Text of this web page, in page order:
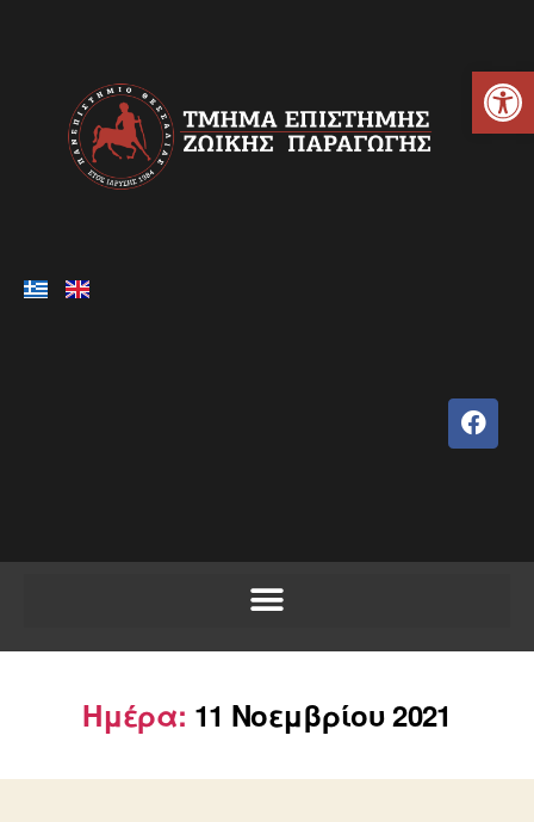
Ανοίξτε τη γραμμή εργαλείων
Ημέρα: 11 Νοεμβρίου 2021